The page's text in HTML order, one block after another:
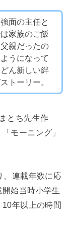
面の主任と
家族のご飯
親だったの
うになって
ん新しい絆
トーリー。
とち先生作
モーニング」
、連載年数に応
始当時小学生
年以上の時間